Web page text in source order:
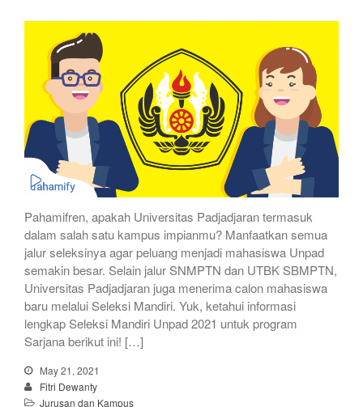
Pahamifren, apakah Universitas Padjadjaran termasuk
dalam salah satu kampus impianmu? Manfaatkan semua
jalur seleksinya agar peluang menjadi mahasiswa Unpad
semakin besar. Selain jalur SNMPTN dan UTBK SBMPTN,
Universitas Padjadjaran juga menerima calon mahasiswa
baru melalui Seleksi Mandiri. Yuk, ketahui informasi
lengkap Seleksi Mandiri Unpad 2021 untuk program
Sarjana berikut ini! […]
May 21, 2021
Fitri Dewanty
Jurusan dan Kampus